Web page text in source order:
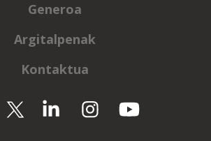
Generoa
Argitalpenak
Kontaktua